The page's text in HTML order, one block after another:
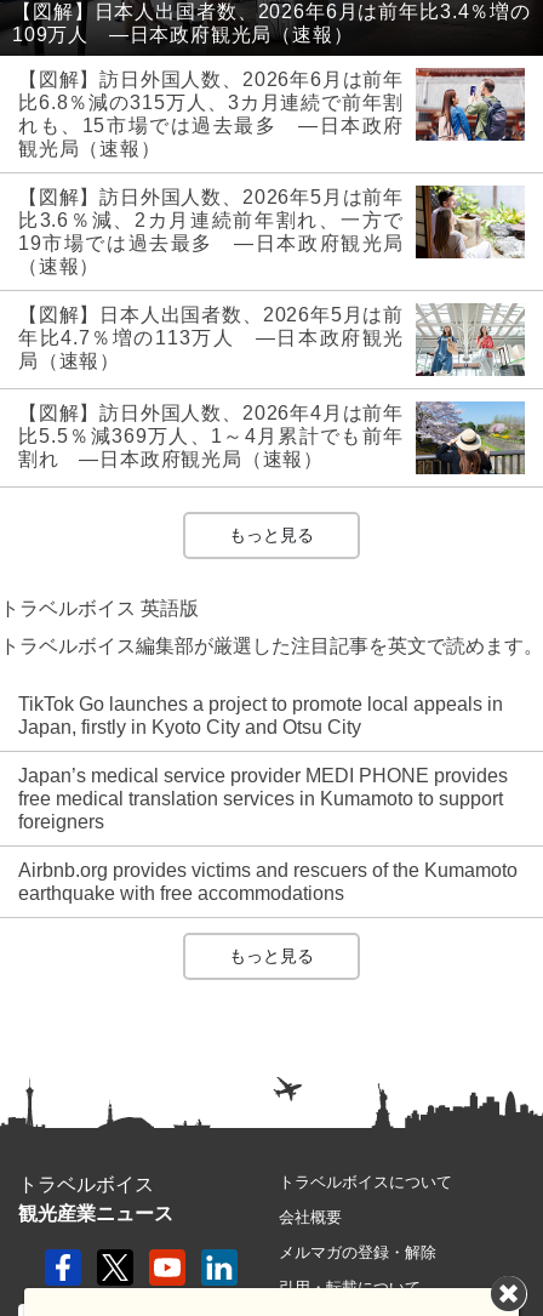
【図解】日本人出国者数、2026年6月は前年比3.4％増の
109万人 ―日本政府観光局（速報）
【図解】訪日外国人数、2026年6月は前年
比6.8％減の315万人、3カ月連続で前年割
れも、15市場では過去最多 ―日本政府
観光局（速報）
【図解】訪日外国人数、2026年5月は前年
比3.6％減、2カ月連続前年割れ、一方で
19市場では過去最多 ―日本政府観光局
（速報）
【図解】日本人出国者数、2026年5月は前
年比4.7％増の113万人 ―日本政府観光
局（速報）
【図解】訪日外国人数、2026年4月は前年
比5.5％減369万人、1～4月累計でも前年
割れ ―日本政府観光局（速報）
もっと見る
トラベルボイス 英語版
トラベルボイス編集部が厳選した注目記事を英文で読めます。
TikTok Go launches a project to promote local appeals in
Japan, firstly in Kyoto City and Otsu City
Japan’s medical service provider MEDI PHONE provides
free medical translation services in Kumamoto to support
foreigners
Airbnb.org provides victims and rescuers of the Kumamoto
earthquake with free accommodations
もっと見る
トラベルボイス
観光産業ニュース
トラベルボイスについて
会社概要
メルマガの登録・解除
引用・転載について